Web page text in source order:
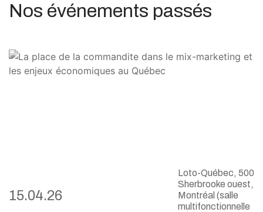
Nos événements passés
15.04.26
Loto-Québec, 500
Sherbrooke ouest,
Montréal (salle
multifonctionnelle